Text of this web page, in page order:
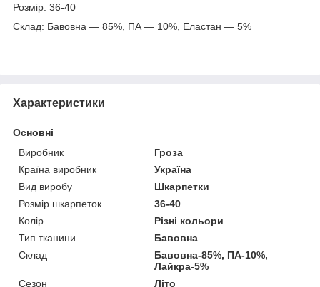
Розмір: 36-40
Склад: Бавовна — 85%, ПА — 10%, Еластан — 5%
Характеристики
Основні
Виробник
Гроза
Країна виробник
Україна
Вид виробу
Шкарпетки
Розмір шкарпеток
36-40
Колір
Різні кольори
Тип тканини
Бавовна
Склад
Бавовна-85%, ПА-10%,
Лайкра-5%
Сезон
Літо